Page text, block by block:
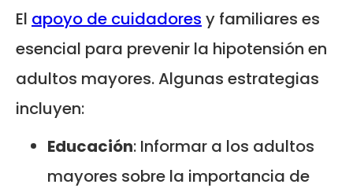
El apoyo de cuidadores y familiares es
esencial para prevenir la hipotensión en
adultos mayores. Algunas estrategias
incluyen:
Educación: Informar a los adultos
mayores sobre la importancia de